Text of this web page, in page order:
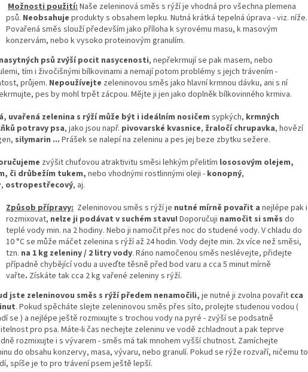
Možnosti použití:Naše zeleninová směs s rýží je vhodná pro všechna plemena
psů. Neobsahuje produkty s obsahem lepku. Nutná krátká tepelná úprava - viz. níže.
Povařená směs sloužípředevším jako příloha k syrovému masu, k masovým
konzervám, nebo k vysoko proteinovým granulím.
psů zvýší pocit nasycenosti, nepřekrmují se pak masem, nebo
tím i živočišnými bílkovinami a nemají potom problémy s jejch trávením -
průjem. Nepoužívejte zeleninovou směs jako hlavní krmnou dávku, ani s ní
pes by mohl trpět zácpou. Mějte ji jen jako doplněk bílkovinného krmiva.
uvařená zelenina s rýží může být i ideálním nosičem sypkých, krmných
potravy psa, jako jsou např. pivovarské kvasnice, žraločí chrupavka, hovězí
silymarin ... Prášek se nalepí na zeleninu a pes jej beze zbytku sežere.
zvýšit chuťovou atraktivitu směsi lehkým přelitím lososovým olejem,
či drůbežím tukem, nebo vhodnými rostlinnými oleji - konopný,
ostropestřecový, aj.
Způsob přípravy: Zeleninovou směs s rýží je nutné mírně povařit a nejlépe pak i
rozmixovat, nelze ji podávat v suchém stavu! Doporučuji namočit si směs do
teplé vody min. na 2 hodiny. Nebo ji namočit přes noc do studené vody. V chladu do
10 °C se může máčet zelenina s rýží až 24 hodin. Vody dejte min. 2x více než směsi,
tzn. na 1 kg zeleniny / 2 litry vody. Ráno namočenou směs neslévejte, přidejte
případně chybějící vodu a uveďte těsně před bod varu a cca 5 minut mírně
vařte. Získáte tak cca 2 kg vařené zeleniny s rýží.
jste zeleninovou směs s rýží předem nenamočili, je nutné ji zvolna povařit cca
. Pokud spěcháte slejte zeleninovou směs přes síto, prolejte studenou vodou (
se ) a nejlépe ještě rozmixujte s trochou vody na pyré - zvýší se podsatně
pro psa. Máte-li čas nechejte zeleninu ve vodě zchladnout a pak teprve
rozmixujte i s vývarem - směs má tak mnohem vyšší chutnost. Zamíchejte
do obsahu konzervy, masa, vývaru, nebo granulí. Pokud se rýže rozvaří, ničemu to
spíše je to pro trávení psem ještě lepší.